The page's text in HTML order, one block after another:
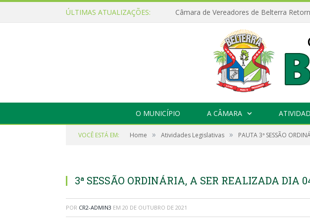
ÚLTIMAS ATUALIZAÇÕES:
O MUNICÍPIO A CÂMARA
VOCÊ ESTÁ EM: Home » Atividades Legislativas » PAUTA 3ª SESSÃO
3ª SESSÃO ORDINÁRIA, A SER REALIZADA DIA
POR CR2-ADMIN3 EM 20 DE OUTUBRO DE 2021